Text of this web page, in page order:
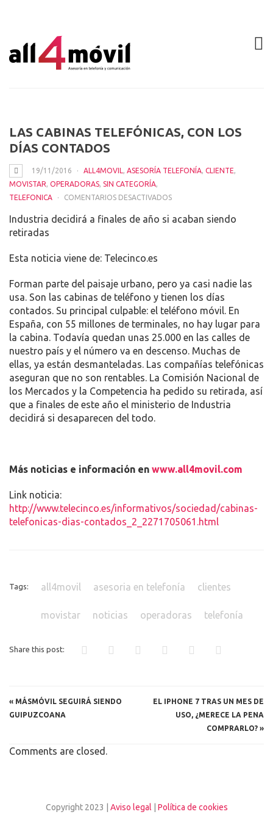
LAS CABINAS TELEFÓNICAS, CON LOS
DÍAS CONTADOS
19/11/2016 ALL4MOVIL, ASESORÍA TELEFONÍA, CLIENTE,
MOVISTAR, OPERADORAS, SIN CATEGORÍA,
TELEFONICA
COMENTARIOS DESACTIVADOSEN
CABINAS
CONTADOS
Industria decidirá a finales de año si acaban siendo
retiradas
Esta noticia viene de: Telecinco.es
Forman parte del paisaje urbano, pero ya casi nadie las
usa. Son las cabinas de teléfono y tienen los días
contados. Su principal culpable: el teléfono móvil. En
España, con 55 millones de terminales, no hay lugar para
la cabina. Todavía quedan unas 25.000 en las calles de
nuestro país y el número va en descenso. Muchas de
ellas, ya están desmanteladas. Las compañías telefónicas
aseguran que no son rentables. La Comisión Nacional de
los Mercados y la Competencia ha pedido su retirada, así
que a finales de este año el ministerio de Industria
decidirá si desaparecen del todo.
Más noticias e información en www.all4movil.com
Link noticia:
http://www.telecinco.es/informativos/sociedad/cabinas-
telefonicas-dias-contados_2_2271705061.html
Tags: all4movil asesoria en telefonía clientes
movistar noticias operadoras telefonía
Share this post:
« MÁSMÓVIL SEGUIRÁ SIENDO
GUIPUZCOANA
EL IPHONE 7 TRAS UN MES DE
USO, ¿MERECE LA PENA
COMPRARLO? »
Comments are closed.
Copyright 2023 | Aviso legal Política de cookies